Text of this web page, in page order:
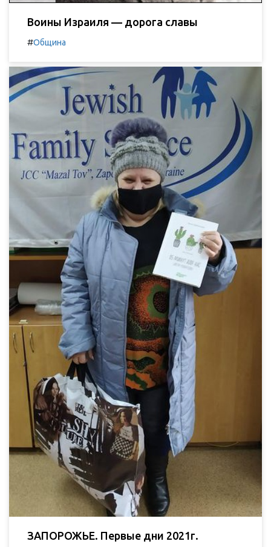
Воины Израиля — дорога славы
#Община
ЗАПОРОЖЬЕ. Первые дни 2021г.